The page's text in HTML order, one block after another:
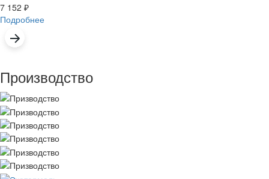
7 152 ₽
Подробнее
Производство